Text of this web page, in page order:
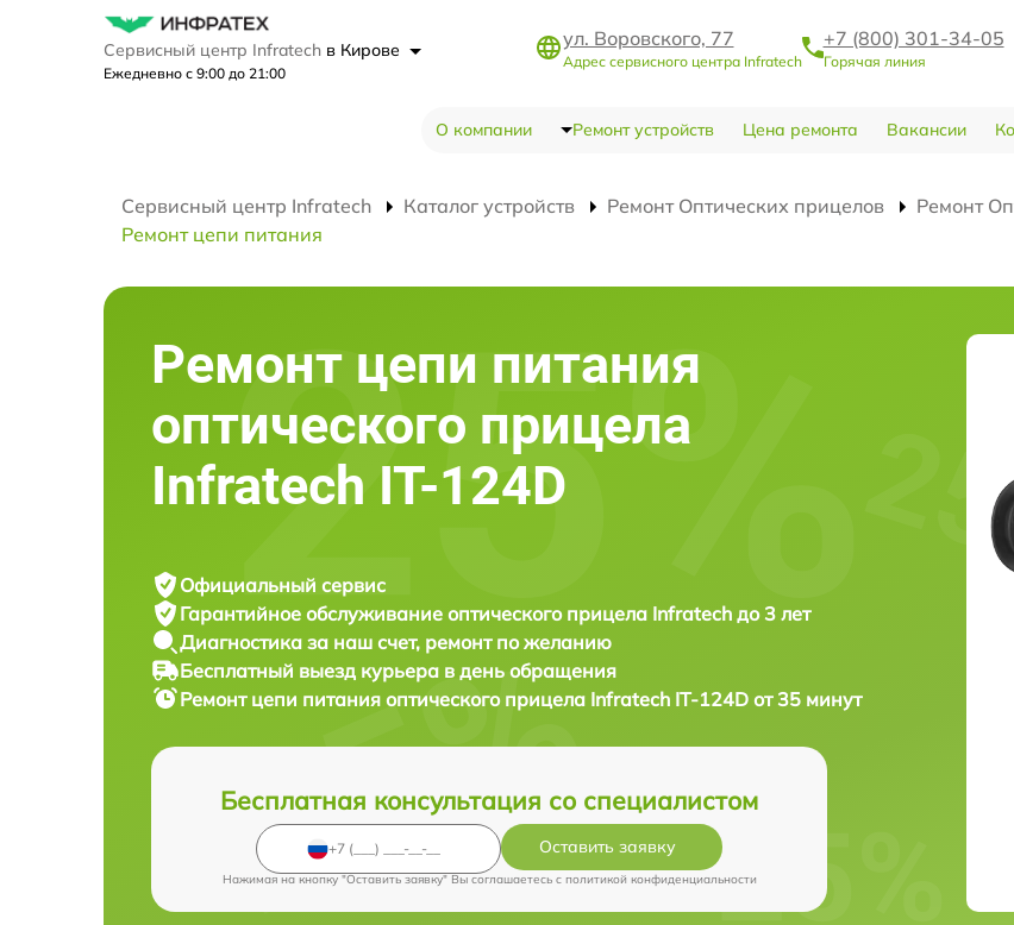
Сервисный центр Infratech в Кирове
Ежедневно с 9:00 до 21:00
ул. Воровского, 77
Адрес сервисного центра Infratech
+7 (800) 301-34-05
Горячая линия
О компании Ремонт устройств Цена ремонта Вакансии
Сервисный центр Infratech Каталог устройств Ремонт Оптических прицелов
Ремонт
Ремонт цепи питания
Ремонт цепи питания
оптического прицела
Infratech IT-124D
Официальный сервис
Гарантийное обслуживание оптического прицела Infratech до 3 лет
Диагностика за наш счет, ремонт по желанию
Бесплатный выезд курьера в день обращения
Ремонт цепи питания оптического прицела Infratech IT-124D от 35 минут
Бесплатная консультация со специалистом
Оставить заявку
Нажимая на кнопку "Оставить заявку" Вы соглашаетесь c политикой конфиденциальности